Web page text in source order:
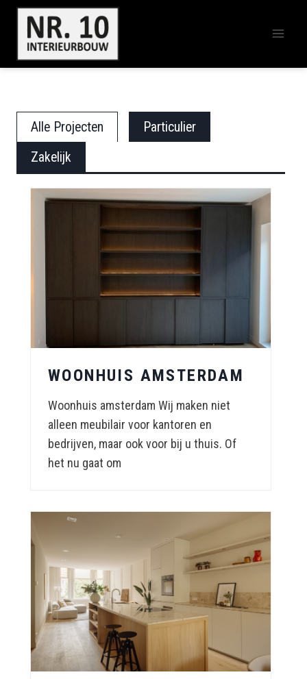
Doorgaan
inhoud
Alle Projecten
Particulier
Zakelijk
WOONHUIS AMSTERDAM
Woonhuis amsterdam Wij maken niet
alleen meubilair voor kantoren en
bedrijven, maar ook voor bij u thuis. Of
het nu gaat om